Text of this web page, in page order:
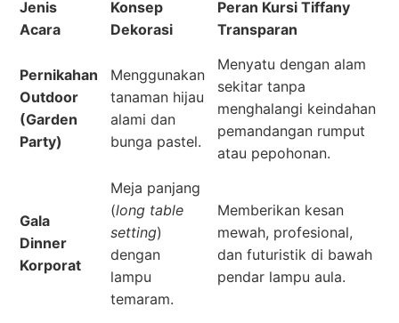
Jenis
Acara
Konsep
Dekorasi
Peran Kursi Tiffany
Transparan
Pernikahan
Outdoor
(Garden
Party)
Menggunakan
tanaman hijau
alami dan
bunga pastel.
Menyatu dengan alam
sekitar tanpa
menghalangi keindahan
pemandangan rumput
atau pepohonan.
Gala
Dinner
Korporat
Meja panjang
(long table
setting)
dengan
lampu
temaram.
Memberikan kesan
mewah, profesional,
dan futuristik di bawah
pendar lampu aula.